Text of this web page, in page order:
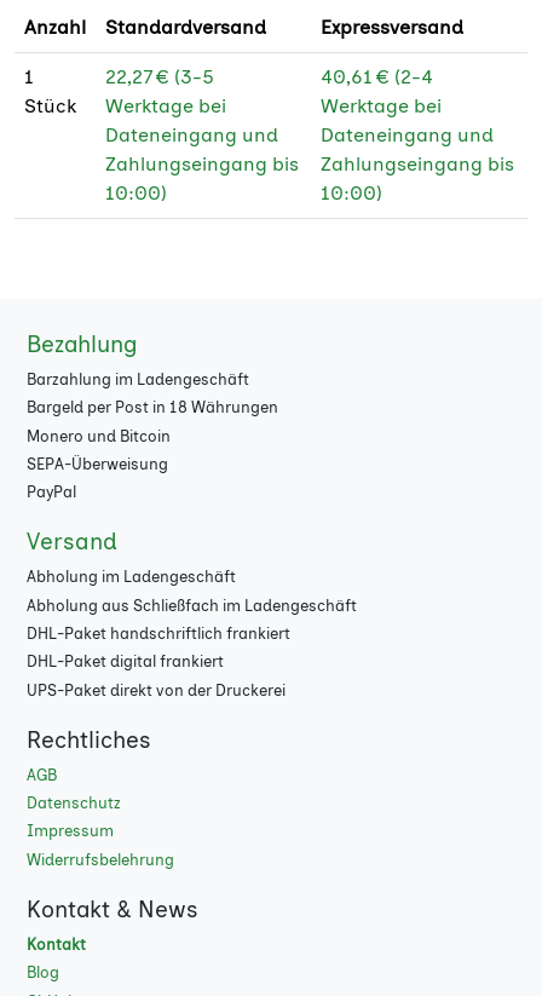
1500
★
5000
6000
7000
8000
9000
10000
Anzahl Standardversand Expressversand
1
Stück
22,27 € (3-5
Werktage bei
Dateneingang und
Zahlungseingang bis
10:00)
40,61 € (2-4
Werktage bei
Dateneingang und
Zahlungseingang bis
10:00)
Bezahlung
Barzahlung im Ladengeschäft
Bargeld per Post in 18 Währungen
Monero und Bitcoin
SEPA-Überweisung
PayPal
Versand
Abholung im Ladengeschäft
Abholung aus Schließfach im Ladengeschäft
DHL-Paket handschriftlich frankiert
DHL-Paket digital frankiert
UPS-Paket direkt von der Druckerei
Rechtliches
AGB
Datenschutz
Impressum
Widerrufsbelehrung
Kontakt & News
Kontakt
Blog